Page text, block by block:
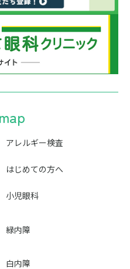
アレルギー検査
はじめての方へ
小児眼科
緑内障
白内障